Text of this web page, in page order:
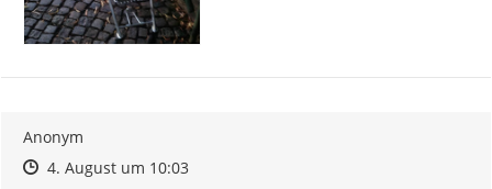
Anonym
Zeitpunkt des Erstellens
Zeitpunkt des Erstellens
4. August um 10:03Zur Äußerung